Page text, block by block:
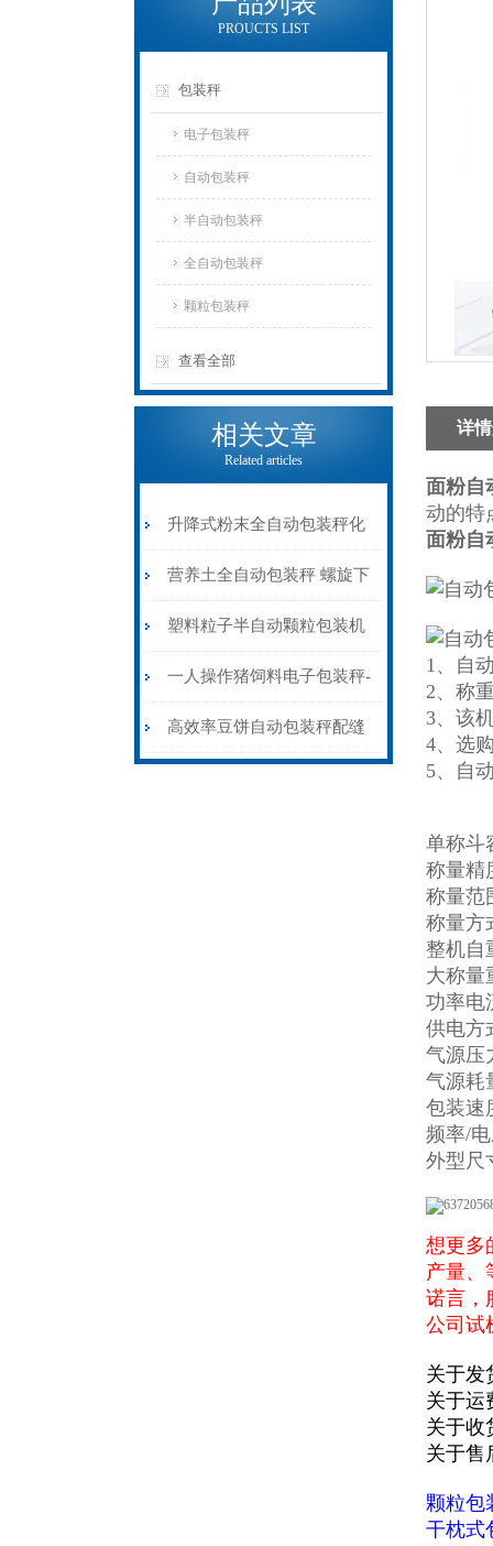
PROUCTS LIST
包装秤
电子包装秤
自动包装秤
半自动包装秤
全自动包装秤
颗粒包装秤
查看全部
相关文章
Related articles
升降式粉末全自动包装秤化
工厂专用
营养土全自动包装秤 螺旋下
料不锈钢称重打包机
塑料粒子半自动颗粒包装机
\高精度25公斤称重计量灌装
称
一人操作猪饲料电子包装秤-
颗粒称重打包秤厂家定制
高效率豆饼自动包装秤配缝
详
面粉自
动的特
面粉自
1、自
2、称
3、该
4、选
5、自
单称斗
称量精
称量范
称量方
整机自
大称量
功率电
供电方
气源压
气源耗
包装速
频率/
外型尺
想更多
产量、
诺言，
公司试
关于发
关于运
关于收
关于售
颗粒包
干枕式